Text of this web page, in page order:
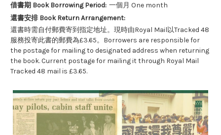
借書期 Book Borrowing Period: 一個月 One month
還書安排 Book Return Arrangement:
還書時需自付郵費寄到指定地址。現時由Royal Mail以Tracked 48
服務投寄此書的郵費為£3.65。Borrowers are responsible for
the postage for mailing to designated address when returning
the book. Current postage for mailing it through Royal Mail
Tracked 48 mail is £3.65.